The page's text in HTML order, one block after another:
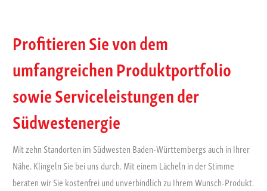
Profitieren Sie von dem
umfangreichen Produktportfolio
sowie Serviceleistungen der
Südwestenergie
Mit zehn Standorten im Südwesten Baden-Württembergs auch in Ihrer
Nähe. Klingeln Sie bei uns durch. Mit einem Lächeln in der Stimme
beraten wir Sie kostenfrei und unverbindlich zu Ihrem Wunsch-Produkt.